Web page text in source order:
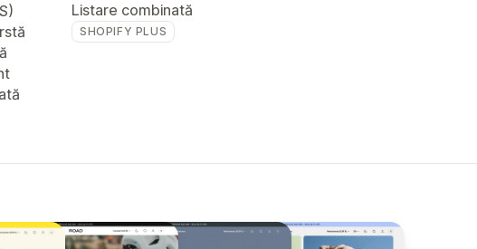
Listare combinată
SHOPIFY PLUS